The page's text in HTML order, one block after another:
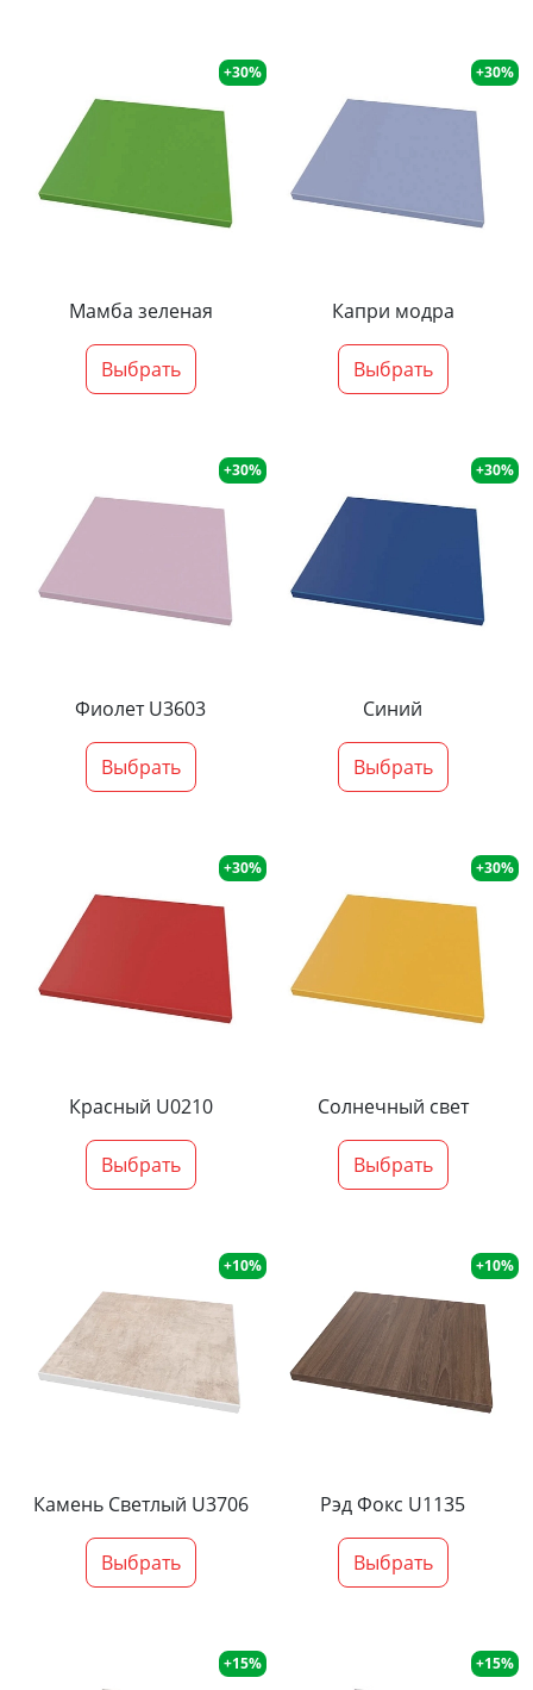
+30%
Мамба зеленая
Выбрать
+30%
Капри модра
Выбрать
+30%
Фиолет U3603
Выбрать
+30%
Синий
Выбрать
+30%
Красный U0210
Выбрать
+30%
Солнечный свет
Выбрать
+10%
Камень Светлый U3706
Выбрать
+10%
Рэд Фокс U1135
Выбрать
+15% +15%